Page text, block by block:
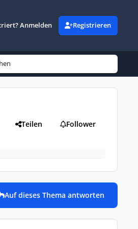
Anmelden Registrieren
Teilen Follower
Auf dieses Thema antworten